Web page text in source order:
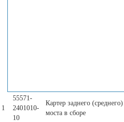
1
55571-
2401010-
10
Картер заднего (среднего)
моста в сборе